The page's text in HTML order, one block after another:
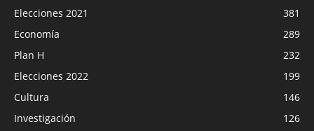
Elecciones 2021
381
Economía
289
Plan H
232
Elecciones 2022
199
Cultura
146
Investigación
126